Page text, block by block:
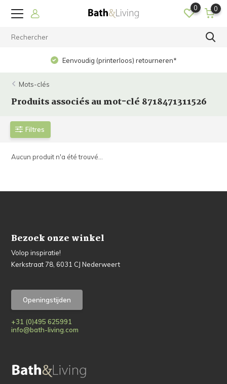
0 0
Eenvoudig (printerloos) retourneren*
Mots-clés
Produits associés au mot-clé 8718471311526
Filtres
Aucun produit n'a été trouvé...
Bezoek onze winkel
Volop inspiratie!
Kerkstraat 78, 6031 CJ Nederweert
Openingstijden
+31 (0)495 625991
info@bath-living.com